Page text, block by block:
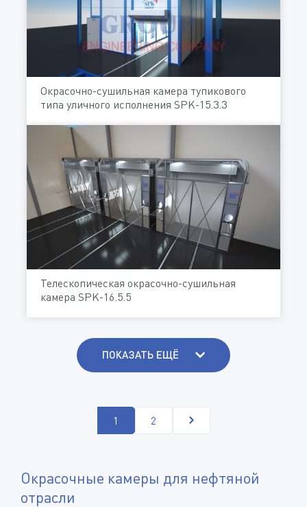
Окрасочно-сушильная камера тупикового
типа уличного исполнения SPK-15.3.3
Телескопическая окрасочно-сушильная
камера SPK-16.5.5
ПОКАЗАТЬ ЕЩЁ
1 2
Окрасочные камеры для нефтяной
отрасли